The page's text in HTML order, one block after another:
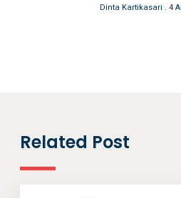
Dinta Kartikasari 4
Related Post